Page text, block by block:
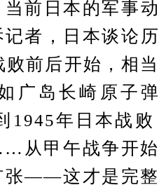
日本的军事动
者，日本谈论
前后开始，相
广岛长崎原子
1945年日本战
从甲午战争开
张——这才是完